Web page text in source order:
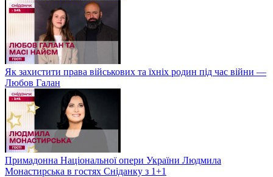
Як захистити права військових та їхніх родин під час війни —
Любов Галан
Примадонна Національної опери України Людмила
Монастирська в гостях Сніданку з 1+1